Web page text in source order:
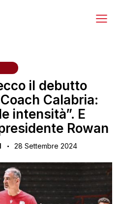
il debutto
Calabria:
intensità”. E
Rowan
28 Settembre 2024